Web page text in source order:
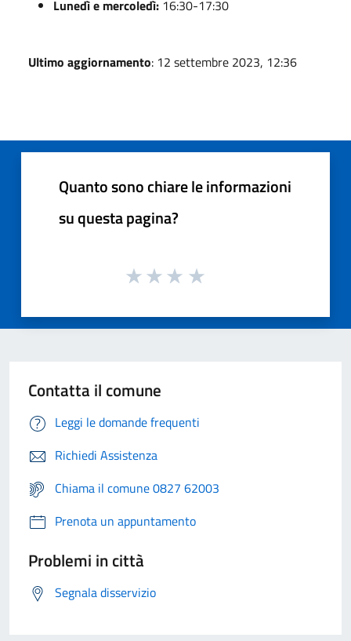
Lunedì e mercoledì: 16:30-17:30
Ultimo aggiornamento: 12 settembre 2023, 12:36
Quanto sono chiare le informazioni
su questa pagina?
Contatta il comune
Leggi le domande frequenti
Richiedi Assistenza
Chiama il comune 0827 62003
Prenota un appuntamento
Problemi in città
Segnala disservizio